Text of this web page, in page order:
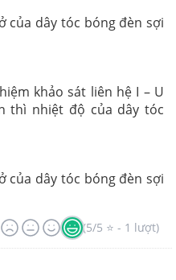
của dây tóc bóng đèn sợi
khảo sát liên hệ I – U
thì nhiệt độ của dây tóc
của dây tóc bóng đèn sợi
(5/5 ⭐ - 1 lượt)